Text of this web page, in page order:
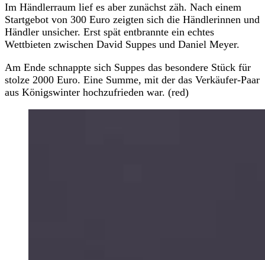
Im Händlerraum lief es aber zunächst zäh. Nach einem
Startgebot von 300 Euro zeigten sich die Händlerinnen und
Händler unsicher. Erst spät entbrannte ein echtes
Wettbieten zwischen David Suppes und Daniel Meyer.
Am Ende schnappte sich Suppes das besondere Stück für
stolze 2000 Euro. Eine Summe, mit der das Verkäufer-Paar
aus Königswinter hochzufrieden war. (red)